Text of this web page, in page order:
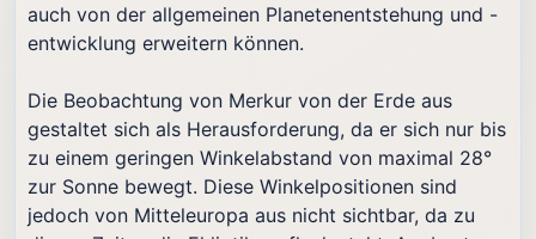
auch von der allgemeinen Planetenentstehung und -
entwicklung erweitern können.
Die Beobachtung von Merkur von der Erde aus
gestaltet sich als Herausforderung, da er sich nur bis
zu einem geringen Winkelabstand von maximal 28°
zur Sonne bewegt. Diese Winkelpositionen sind
jedoch von Mitteleuropa aus nicht sichtbar, da zu